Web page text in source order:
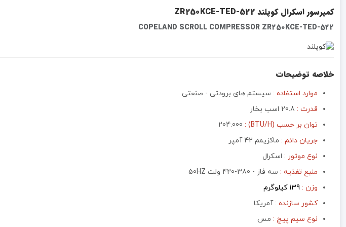
کمپرسور اسکرال کوپلند ZR250KCE-TED-522
COPELAND SCROLL COMPRESSOR ZR250KCE-TED-522
خلاصه توضیحات
موارد استفاده : سیستم های برودتی - صنعتی
قدرت :
توان بر حسب (BTU/H) :
جریان دائم : ماکزیمم 42 آمپر
نوع موتور :‌ اسکرال
منبع تغذیه :‌ سه فاز - 380-420 ولت 50HZ
وزن : 139 کیلوگرم
کشور سازنده :آمریکا
نوع سیم پیچ : مس